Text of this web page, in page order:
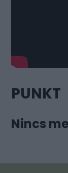
PUNKT
Nincs